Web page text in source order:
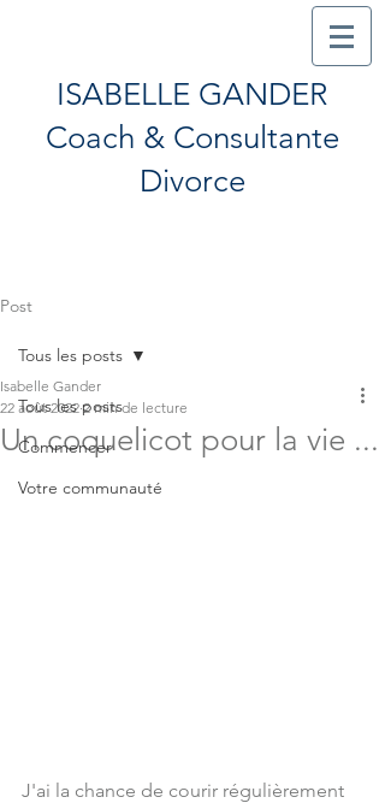
ISABELLE GANDER
Coach & Consultante
Divorce
Post
Tous les posts
Commencer
Votre communauté
Tous les posts
Un coquelicot pour la vie ...
Isabelle Gander
22 août 2022 2 min de lecture
J'ai la chance de courir régulièrement